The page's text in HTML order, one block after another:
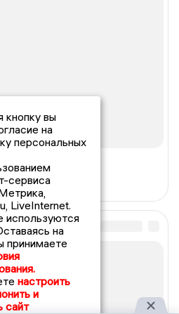
кнопку вы
на
персональных
сервиса
LiveInternet.
используются
на
принимаете
настроить
и
сайт